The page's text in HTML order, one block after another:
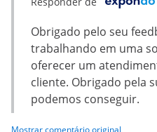
Obrigado pelo seu
trabalhando em uma
oferecer um
cliente. Obrigado pela
podemos conseguir.
Mostrar comentário original